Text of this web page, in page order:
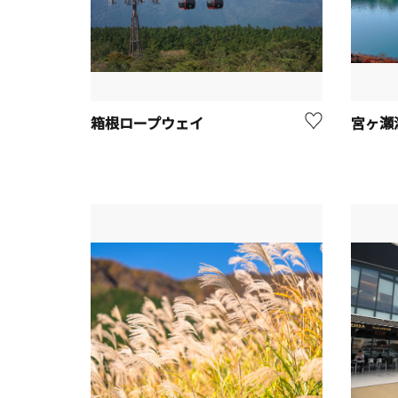
箱根ロープウェイ 宮ヶ瀬